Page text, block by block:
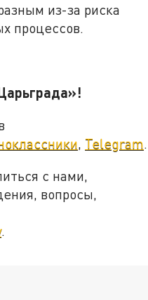
из-за риска
процессов.
, Telegram.
с нами,
вопросы,
.